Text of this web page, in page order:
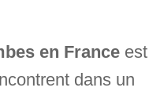
en Franceest
dans un